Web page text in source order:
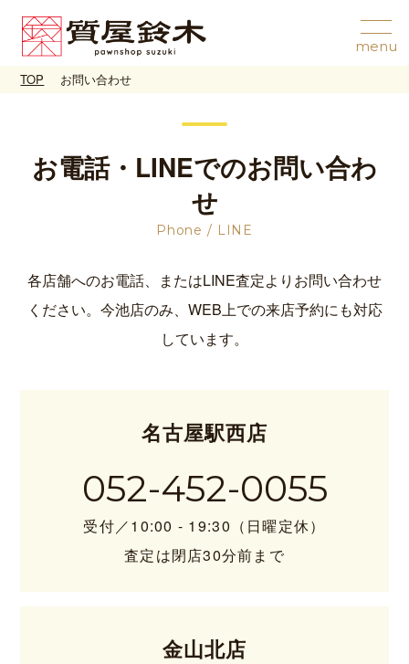
TOP お問い合わせ
お電話・LINEでのお問い合わ
せ
Phone / LINE
各店舗へのお電話、またはLINE査定よりお問い合わせ
ください。今池店のみ、WEB上での来店予約にも対応
しています。
名古屋駅西店
052-452-0055
受付／10:00 - 19:30（日曜定休）
査定は閉店30分前まで
金山北店